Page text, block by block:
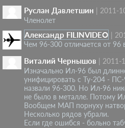
Руслан Давлетшин
2011-
Членолет
Александр FILINVIDEO
Чем 96-300 отличается от 96
Виталий Чернышов
2011-
Изначально Ил-96 был
унифицировать с Ту-204 -
назвали 96-300. Но Ил-96
не было в металле. Потому
Вообщем МАП порнуху
Несколько рядов убрали.
Если где ошибся - больно